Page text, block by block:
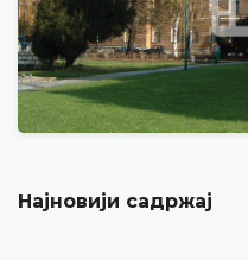
Најновији садржај